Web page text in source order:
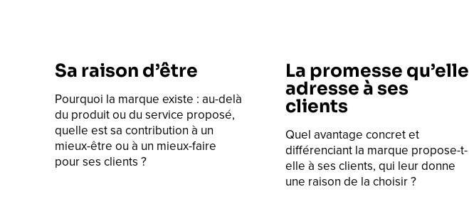
Sa raison d’être
Pourquoi la marque existe : au-delà
du produit ou du service proposé,
quelle est sa contribution à un
mieux-être ou à un mieux-faire
pour ses clients ?
La promesse qu’elle
adresse à ses
clients
Quel avantage concret et
différenciant la marque propose-t-
elle à ses clients, qui leur donne
une raison de la choisir ?